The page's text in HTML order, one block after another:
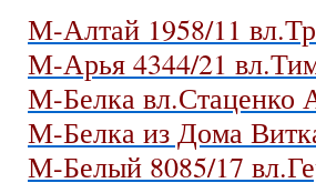
М-Алтай 1958/11
М-Арья 4344/21
М-Белка вл.Стаценко
М-Белка из Дома
М-Белый 8085/17